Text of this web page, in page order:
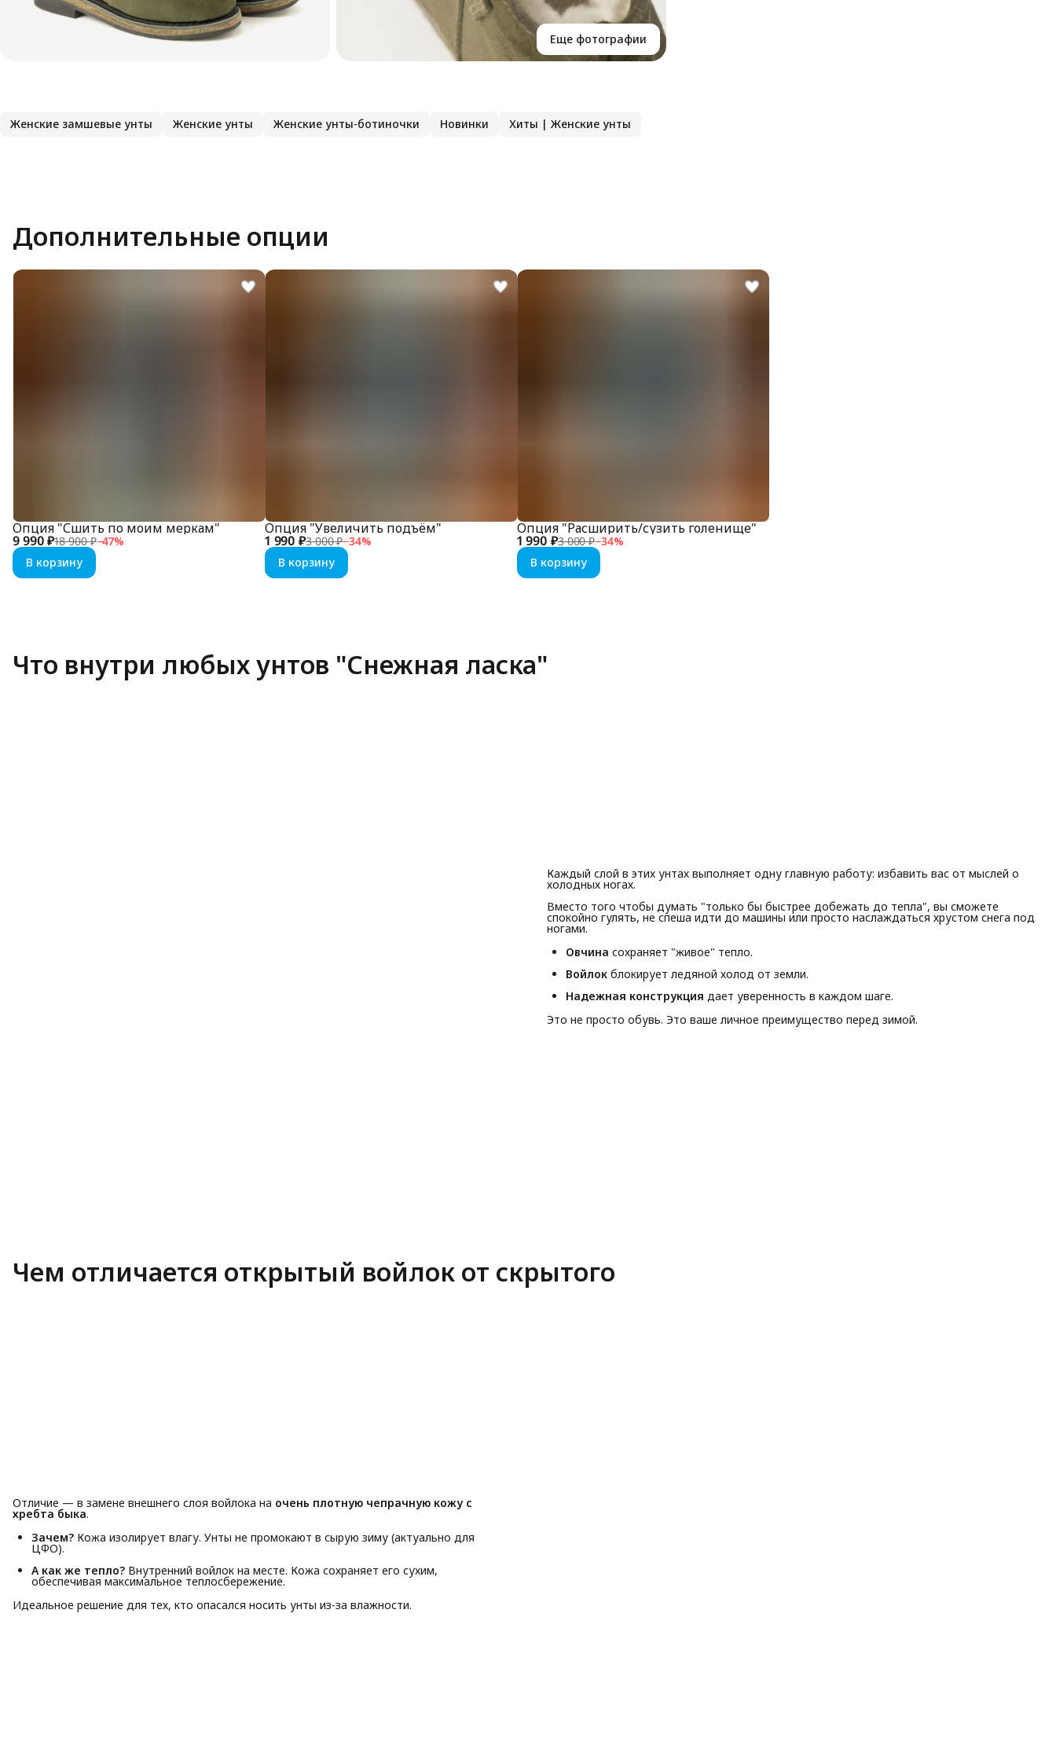
Еще фотографии
Женские замшевые унты Женские унты Женские унты-ботиночки Новинки Хиты | Женские унты
Дополнительные опции
9 990 ₽18 900 ₽−47%
Опция "Сшить по моим меркам"
В корзину
1 990 ₽3 000 ₽−34%
Опция "Увеличить подъём"
В корзину
1 990 ₽3 000 ₽−34%
Опция "Расширить/сузить голенище"
В корзину
Что внутри любых унтов "Снежная ласка"
Каждый слой в этих унтах выполняет одну главную работу: избавить вас от мыслей о
холодных ногах.
Вместо того чтобы думать "только бы быстрее добежать до тепла", вы сможете
спокойно гулять, не спеша идти до машины или просто наслаждаться хрустом снега под
ногами.
Овчина сохраняет "живое" тепло.
Войлок блокирует ледяной холод от земли.
Надежная конструкция дает уверенность в каждом шаге.
Это не просто обувь. Это ваше личное преимущество перед зимой.
Чем отличается открытый войлок от скрытого
Отличие — в замене внешнего слоя войлока на очень плотную чепрачную кожу с
хребта быка.
Зачем? Кожа изолирует влагу. Унты не промокают в сырую зиму (актуально для
ЦФО).
А как же тепло? Внутренний войлок на месте. Кожа сохраняет его сухим,
обеспечивая максимальное теплосбережение.
Идеальное решение для тех, кто опасался носить унты из-за влажности.